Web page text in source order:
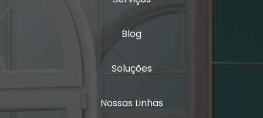
Blog
Soluções
Nossas Linhas